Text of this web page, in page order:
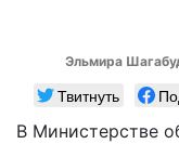
Эльмира
Твитнуть
В Министерстве